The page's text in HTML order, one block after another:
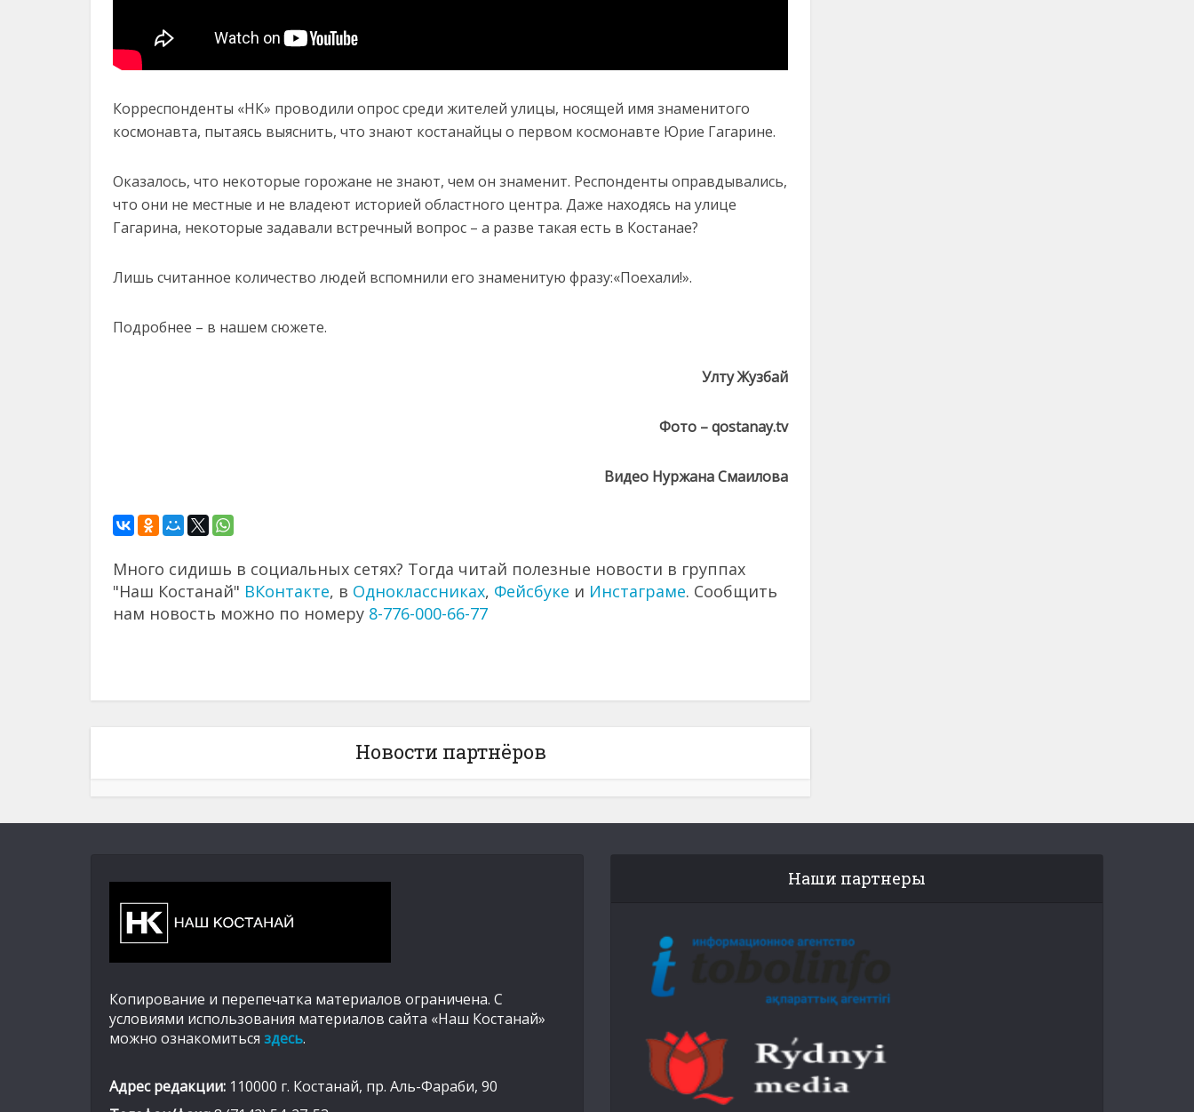
Корреспонденты «НК» проводили опрос среди жителей улицы, носящей имя знаменитого
космонавта, пытаясь выяснить, что знают костанайцы о первом космонавте Юрие Гагарине.
Оказалось, что некоторые горожане не знают, чем он знаменит. Респонденты оправдывались,
что они не местные и не владеют историей областного центра. Даже находясь на улице
Гагарина, некоторые задавали встречный вопрос – а разве такая есть в Костанае?
Лишь считанное количество людей вспомнили его знаменитую фразу:«Поехали!».
Подробнее – в нашем сюжете.
Улту Жузбай
Фото – qostanay.tv
Видео Нуржана Смаилова
Много сидишь в социальных сетях? Тогда читай полезные новости в группах
"Наш Костанай" ВКонтакте, в Одноклассниках, Фейсбуке и Инстаграме. Сообщить
нам новость можно по номеру 8-776-000-66-77
Новости партнёров
Копирование и перепечатка материалов ограничена. С
условиями использования материалов сайта «Наш Костанай»
можно ознакомиться здесь.
Адрес редакции: 110000 г. Костанай, пр. Аль-Фараби, 90
Наши партнеры